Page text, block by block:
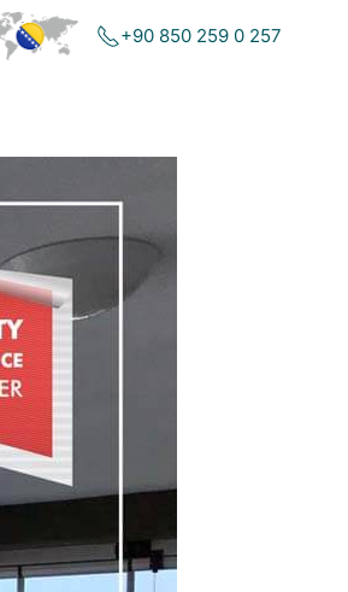
+90 850 259 0 257